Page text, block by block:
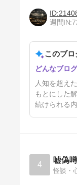
6日前
週間IN:
このブロ
人知を超え
もとにした
続けられる
4 嘘偽
怪談・